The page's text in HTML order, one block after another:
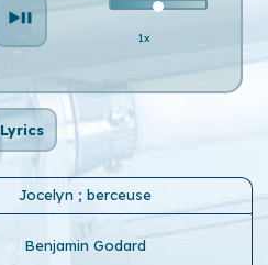
1x
Lyrics
Jocelyn ; berceuse
Benjamin Godard